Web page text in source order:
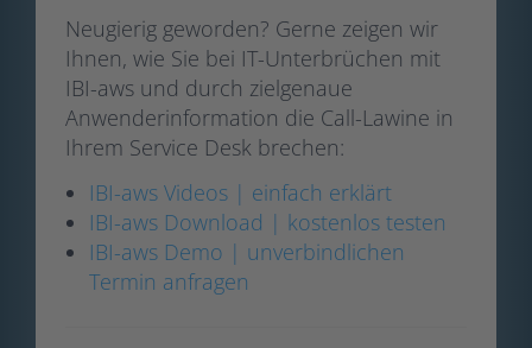
Neugierig geworden? Gerne zeigen wir
Ihnen, wie Sie bei IT-Unterbrüchen mit
IBI-aws und durch zielgenaue
Anwenderinformation die Call-Lawine in
Ihrem Service Desk brechen:
IBI-aws Videos | einfach erklärt
IBI-aws Download | kostenlos testen
IBI-aws Demo | unverbindlichen
Termin anfragen